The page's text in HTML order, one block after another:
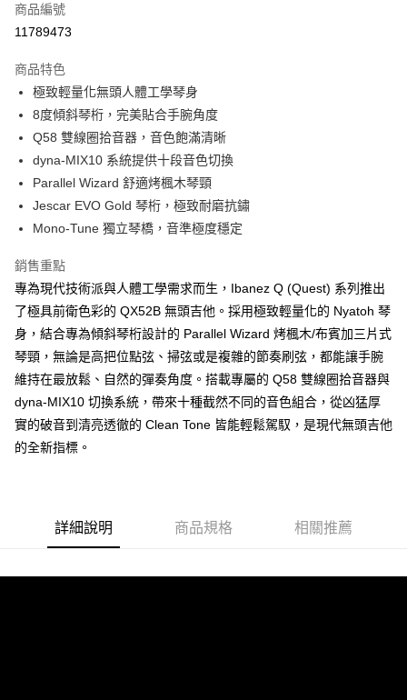
【關於「AFTEE先享後付」】
AFTEE先享後付是「在收到商品之後才付款」的支付方式。 讓您購物簡單
１．簡單：不需註冊會員、不需綁卡、不需儲值。
２．便利：只要手機號碼，簡訊認證，即可結帳。
３．安心：先確認商品／服務後，再付款。
【「AFTEE先享後付」結帳流程】
結帳頁面，進行簡訊認證並確認金額後，即可完成結帳。
２．訂單成立數日內，您將收到繳費通知簡訊。
３．收到繳費通知簡訊後14天內，點擊此簡訊中的連結，可透過四大超商／
ATM／網路銀行／等多元方式進行付款，方視為交易完成。
※ 請注意：結帳手續完成當下不需立刻繳費，但若您需要取消訂單，請聯絡
後付繳納相關費用。
※ 交易是否成功請以「AFTEE先享後付 」之結帳頁面顯示為準，若有關於
是否繳費成功／繳費後需取消欲退款等相關疑問，請聯繫「AFTEE先享後付
客戶支援中心」https://netprotections.freshdesk.com/support/home
１．透過由恩沛科技股份有限公司提供之「AFTEE先享後付」服務完成之交
易，需依本服務之必要範圍內提供個人資料，並將交易相關給付款項請求債
權轉讓予恩沛科技股份有限公司。
２．關於個人資料處理事宜，請瀏覽以下網址：
https://aftee.tw/terms/#terms3
３．未成年的使用者請事先徵得法定代理人或監護人之同意方可使用
請求用戶進行身份認證。
ATM付款
運送方式
每筆NT$105，滿NT$899(含以上)免運費
免運
免運費
宅配 - 離島
付款後門市自取
免運費
商品編號
11789473
商品特色
極致輕量化無頭人體工學琴身
8度傾斜琴桁，完美貼合手腕角度
Q58 雙線圈拾音器，音色飽滿清晰
dyna-MIX10 系統提供十段音色切換
Parallel Wizard 舒適烤楓木琴頸
Jescar EVO Gold 琴桁，極致耐磨抗鏽
Mono-Tune 獨立琴橋，音準極度穩定
銷售重點
專為現代技術派與人體工學需求而生，Ibanez Q (Quest) 系列推出
了極具前衛色彩的 QX52B 無頭吉他。採用極致輕量化的 Nyatoh 琴
身，結合專為傾斜琴桁設計的 Parallel Wizard 烤楓木/布賓加三片式
琴頸，無論是高把位點弦、掃弦或是複雜的節奏刷弦，都能讓手腕
維持在最放鬆、自然的彈奏角度。搭載專屬的 Q58 雙線圈拾音器與
dyna-MIX10 切換系統，帶來十種截然不同的音色組合，從凶猛厚
實的破音到清亮透徹的 Clean Tone 皆能輕鬆駕馭，是現代無頭吉他
的全新指標。
詳細說明 商品規格 相關推薦